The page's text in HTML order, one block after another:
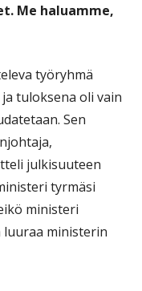
Me haluamme,
työryhmä
tuloksena oli vain
Sen
julkisuuteen
tyrmäsi
ministeri
luuraa ministerin